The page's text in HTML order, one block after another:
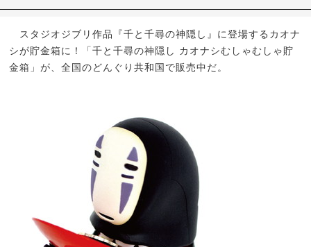
スタジオジブリ作品『千と千尋の神隠し』に登場するカオナ
シが貯金箱に！「千と千尋の神隠し カオナシむしゃむしゃ貯
金箱」が、全国のどんぐり共和国で販売中だ。